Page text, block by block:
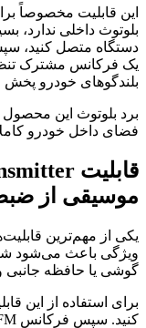
این قابلیت مخصوصاً
بلوتوث داخلی ندارد،
یک فرکانس مشترک
بلندگوهای خودرو
فضای داخل خودرو
موسیقی از
ویژگی باعث می‌شود
گوشی یا حافظه جانبی
برای استفاده از این